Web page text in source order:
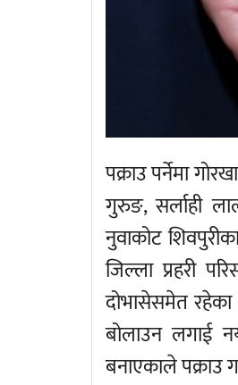
पक्राउ पर्नेमा
गुरुङ, सर्लाही
नुवाकोट
जिल्ला प्रहरी
दोभासेसमेत रहेका
बोलाउन लगाई
बनाएकाले पक्राउ